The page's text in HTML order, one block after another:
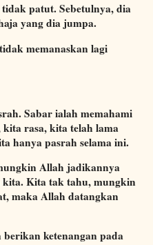
patut. Sebetulnya, dia
yang dia jumpa.
memanaskan lagi
Sabar ialah memahami
rasa, kita telah lama
hanya pasrah selama ini.
Allah jadikannya
kita. Kita tak tahu, mungkin
maka Allah datangkan
ketenangan pada